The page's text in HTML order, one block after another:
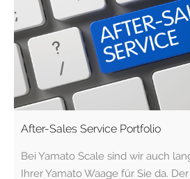
After-Sales Service Portfolio
Bei Yamato Scale sind wir auch
Ihrer Yamato Waage für Sie da.